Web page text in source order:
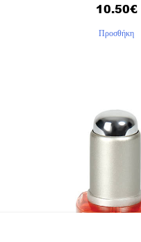
10.50€
Προσθήκη